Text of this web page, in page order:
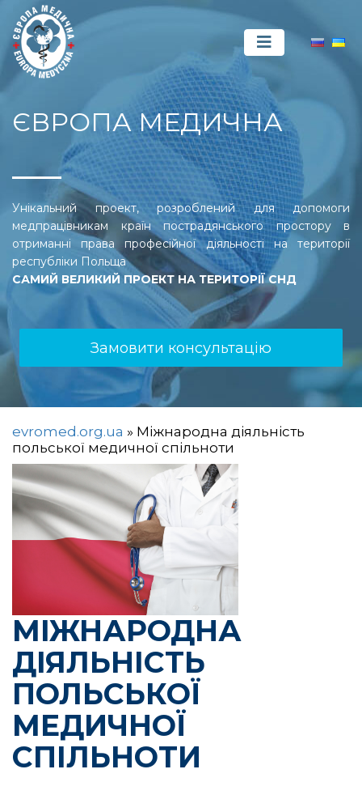
ЄВРОПА МЕДИЧНА
Унікальний проект, розроблений для допомоги
медпрацівникам країн пострадянського простору в
отриманні права професійної діяльності на території
республіки Польща
САМИЙ ВЕЛИКИЙ ПРОЕКТ НА ТЕРИТОРІЇ СНД
Замовити консультацію
evromed.org.ua » Міжнародна діяльність
польської медичної спільноти
МІЖНАРОДНА
ДІЯЛЬНІСТЬ
ПОЛЬСЬКОЇ
МЕДИЧНОЇ
СПІЛЬНОТИ